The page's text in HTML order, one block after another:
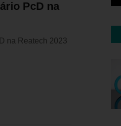
PcD na
na Reatech 2023